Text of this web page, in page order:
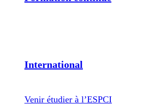
International
Venir étudier à l’ESPCI